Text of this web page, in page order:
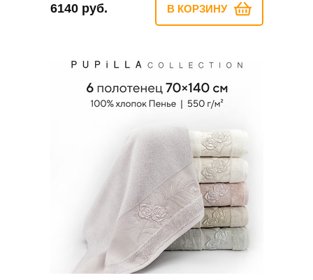
6140 руб. В КОРЗИНУ